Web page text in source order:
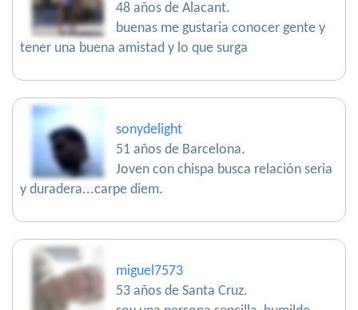
48 años de Alacant.
buenas me gustaria conocer gente y
tener una buena amistad y lo que surga
sonydelight
51 años de Barcelona.
Joven con chispa busca relación seria
y duradera...carpe diem.
miguel7573
53 años de Santa Cruz.